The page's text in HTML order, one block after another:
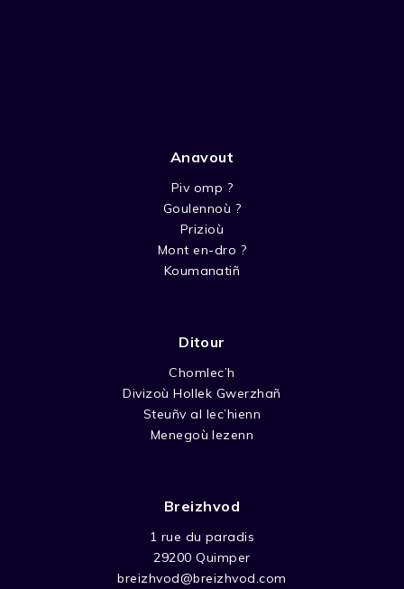
Anavout
Piv omp ?
Goulennoù ?
Prizioù
Mont en-dro ?
Koumanatiñ
Ditour
Chomlec’h
Divizoù Hollek Gwerzhañ
Steuñv al lec’hienn
Menegoù lezenn
Breizhvod
1 rue du paradis
29200 Quimper
breizhvod@breizhvod.com